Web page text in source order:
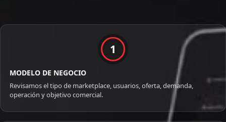
1
MODELO DE NEGOCIO
Revisamos el tipo de marketplace, usuarios, oferta, demanda,
operación y objetivo comercial.